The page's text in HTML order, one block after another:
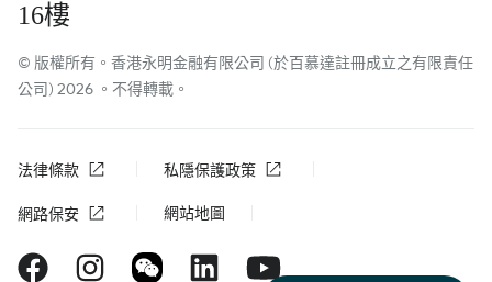
16樓
© 版權所有。香港永明金融有限公司 (於百慕達註冊成立之有限責任
公司) 2026 。不得轉載。
法律條款 私隱保護政策
網路保安 網站地圖